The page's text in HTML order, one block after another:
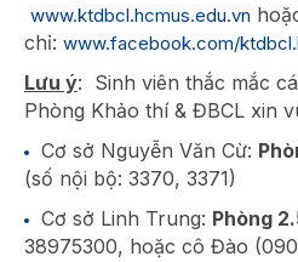
www.ktdbcl.hcmus.edu.vn
chỉ: www.facebook.com/
Lưu ý: Sinh viên thắc mắc
Phòng Khảo thí & ĐBCL xin
Cơ sở Nguyễn Văn Cừ:
(số nội bộ: 3370, 3371)
Cơ sở Linh Trung: Phòng
38975300, hoặc cô Đào